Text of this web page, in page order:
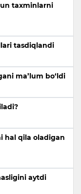
taxminlarni
tasdiqlandi
ma’lum bo‘ldi
hal qila oladigan
aytdi